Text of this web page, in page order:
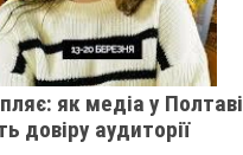
як медіа у Полтаві
довіру аудиторії